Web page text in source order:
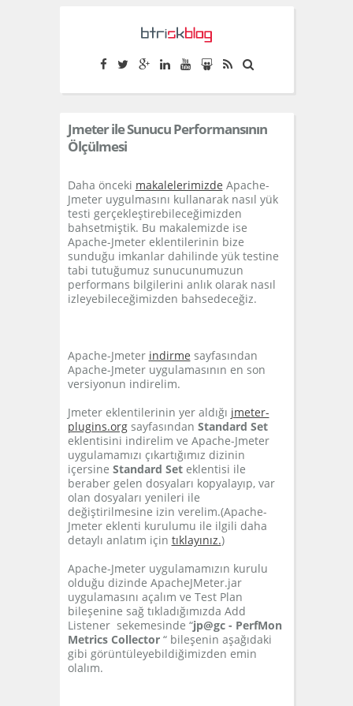
oJmeter ile Sunucu Performansının
Ölçülmesi
Daha önceki makalelerimizde Apache-
Jmeter uygulmasını kullanarak nasıl yük
testi gerçekleştirebileceğimizden
bahsetmiştik. Bu makalemizde ise
Apache-Jmeter eklentilerinin bize
sunduğu imkanlar dahilinde yük testine
tabi tutuğumuz sunucunumuzun
performans bilgilerini anlık olarak nasıl
izleyebileceğimizden bahsedeceğiz.
Apache-Jmeter indirme sayfasından
Apache-Jmeter uygulamasının en son
versiyonun indirelim.
Jmeter eklentilerinin yer aldığı jmeter-
plugins.orgsayfasından Standard Set
eklentisini indirelim ve Apache-Jmeter
uygulamamızı çıkartığımız dizinin
içersine Standard Seteklentisi ile
beraber gelen dosyaları kopyalayıp, var
olan dosyaları yenileri ile
değiştirilmesine izin verelim.(Apache-
Jmeter eklenti kurulumu ile ilgili daha
detaylı anlatım için tıklayınız.)
Apache-Jmeter uygulamamızın kurulu
olduğu dizinde ApacheJMeter.jar
uygulamasını açalım ve Test Plan
bileşenine sağ tıkladığımızda Add
Listener sekemesinde “jp@gc - PerfMon
Metrics Collector“ bileşenin aşağıdaki
gibi görüntüleyebildiğimizden emin
olalım.